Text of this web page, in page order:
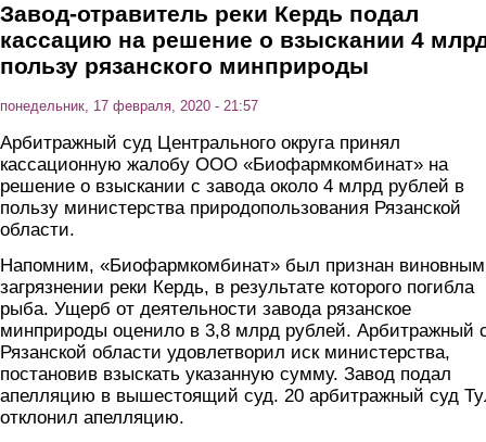
Завод-отравитель реки Кердь подал
кассацию на решение о взыскании 4
пользу рязанского минприроды
понедельник, 17 февраля, 2020 - 21:57
Арбитражный суд Центрального округа принял
кассационную жалобу ООО «Биофармкомбинат» на
решение о взыскании с завода около 4 млрд рублей в
пользу министерства природопользования Рязанской
области.
Напомним, «Биофармкомбинат» был признан
загрязнении реки Кердь, в результате которого погибла
рыба. Ущерб от деятельности завода рязанское
минприроды оценило в 3,8 млрд рублей. Арбитражный
Рязанской области удовлетворил иск министерства,
постановив взыскать указанную сумму. Завод подал
апелляцию в вышестоящий суд. 20 арбитражный суд
отклонил апелляцию.